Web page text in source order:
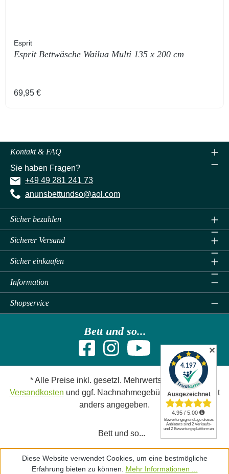
Esprit
Esprit Bettwäsche Wailua Multi 135 x 200 cm
Regulärer Preis:
69,95 €
Kontakt & FAQ
Sie haben Fragen?
+49 49 281 241 73
anunsbettundso@aol.com
Sicher bezahlen
Sicherer Versand
Sicher einkaufen
Bett und so...
Information
Shopservice
* Alle Preise inkl. gesetzl. Mehrwertsteuer zzgl.
Versandkosten und ggf. Nachnahmegebühren, wenn nicht
anders angegeben.
Bett und so...
Diese Website verwendet Cookies, um eine bestmögliche
Erfahrung bieten zu können. Mehr Informationen ...
✕